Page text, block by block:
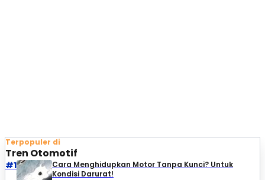
Terpopuler di
Tren Otomotif
#1
Cara Menghidupkan Motor Tanpa Kunci? Untuk
Kondisi Darurat!